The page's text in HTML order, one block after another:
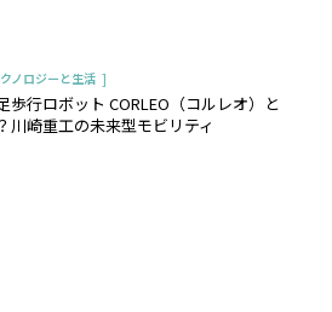
ノロジーと生活 ]
歩行ロボット CORLEO（コルレオ）と
川崎重工の未来型モビリティ